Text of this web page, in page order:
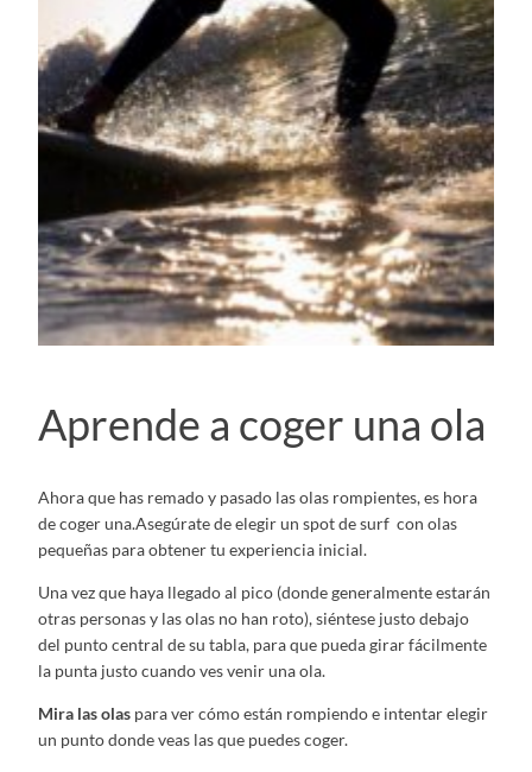
Aprende a coger una ola
Ahora que has remado y pasado las olas rompientes, es hora
de coger una.Asegúrate de elegir un spot de surf con olas
pequeñas para obtener tu experiencia inicial.
Una vez que haya llegado al pico (donde generalmente estarán
otras personas y las olas no han roto), siéntese justo debajo
del punto central de su tabla, para que pueda girar fácilmente
la punta justo cuando ves venir una ola.
Mira las olas para ver cómo están rompiendo e intentar elegir
un punto donde veas las que puedes coger.